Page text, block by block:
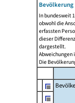
Bevölkerung
In bundesweit
obwohl die
erfassten
dieser
dargestellt.
Abweichungen
Die